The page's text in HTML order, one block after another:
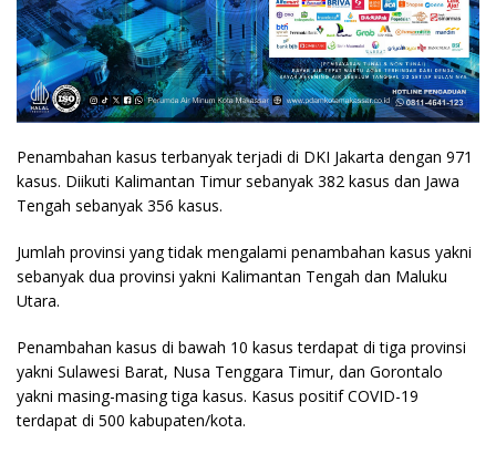
Penambahan kasus terbanyak terjadi di DKI Jakarta dengan 971
kasus. Diikuti Kalimantan Timur sebanyak 382 kasus dan Jawa
Tengah sebanyak 356 kasus.
Jumlah provinsi yang tidak mengalami penambahan kasus yakni
sebanyak dua provinsi yakni Kalimantan Tengah dan Maluku
Utara.
Penambahan kasus di bawah 10 kasus terdapat di tiga provinsi
yakni Sulawesi Barat, Nusa Tenggara Timur, dan Gorontalo
yakni masing-masing tiga kasus. Kasus positif COVID-19
terdapat di 500 kabupaten/kota.